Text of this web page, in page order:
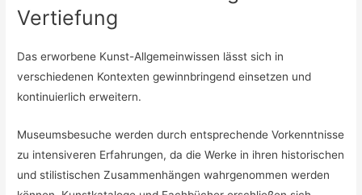
Vertiefung
Das erworbene Kunst-Allgemeinwissen lässt sich in
verschiedenen Kontexten gewinnbringend einsetzen und
kontinuierlich erweitern.
Museumsbesuche werden durch entsprechende Vorkenntnisse
zu intensiveren Erfahrungen, da die Werke in ihren historischen
und stilistischen Zusammenhängen wahrgenommen werden